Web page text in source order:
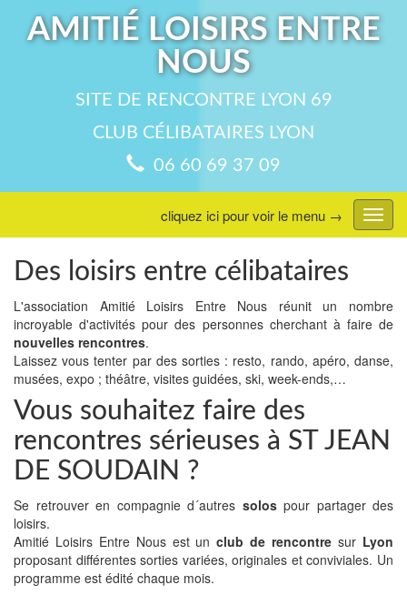
AMITIÉ LOISIRS ENTRE
NOUS
SITE DE RENCONTRE LYON 69
CLUB CÉLIBATAIRES LYON
06 60 69 37 09
menu
cliquez ici pour voir le menu →
Des loisirs entre célibataires
L'association Amitié Loisirs Entre Nous réunit un nombre
incroyable d'activités pour des personnes cherchant à faire de
nouvelles rencontres.
Laissez vous tenter par des sorties : resto, rando, apéro, danse,
musées, expo ; théâtre, visites guidées, ski, week-ends,…
Vous souhaitez faire des
rencontres sérieuses à ST JEAN
DE SOUDAIN ?
Se retrouver en compagnie d´autres solospour partager des
loisirs.
Amitié Loisirs Entre Nous est unclub de rencontre sur Lyon
proposant différentes sorties variées, originales et conviviales. Un
programme est édité chaque mois.